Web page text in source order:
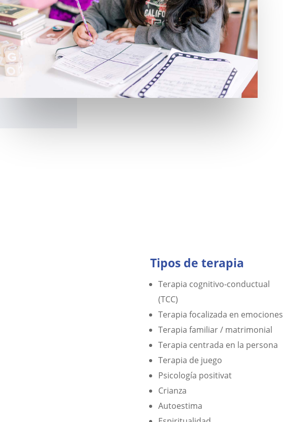
Tipos de terapia
Terapia cognitivo-conductual
(TCC)
Terapia focalizada en emociones
Terapia familiar / matrimonial
Terapia centrada en la persona
Terapia de juego
Psicología positivat
Crianza
Autoestima